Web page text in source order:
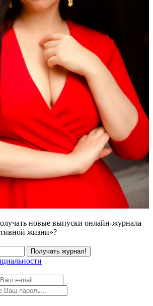
новые выпуски онлайн-журнала
жизни»?
Получать журнал!